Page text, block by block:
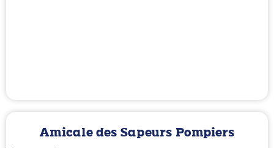
Amicale des Sapeurs Pompiers